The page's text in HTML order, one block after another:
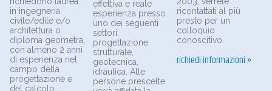
in ingegneria
civile/edile e/o
architettura o
diploma geometra,
con almeno 2 anni
di esperienza nel
campo della
progettazione e
del calcolo
effettiva e reale
esperienza presso
uno dei seguenti
settori:
progettazione
strutturale,
geotecnica,
idraulica. Alle
persone prescelte
ricontattati al più
presto per un
colloquio
conoscitivo.
richiedi informazioni »